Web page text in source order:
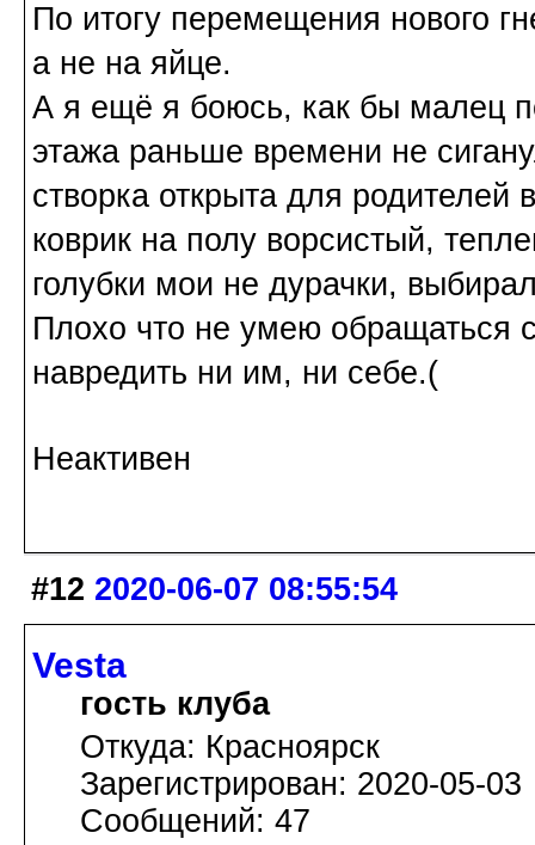
По итогу перемещения нового
а не на яйце.
А я ещё я боюсь, как бы малец
этажа раньше времени не
створка открыта для родителей
коврик на полу ворсистый,
голубки мои не дурачки,
Плохо что не умею обращаться
навредить ни им, ни себе.(
Неактивен
#12 2020-06-07 08:55:54
Vesta
гость клуба
Откуда: Красноярск
Зарегистрирован: 2020-05-03
Сообщений: 47